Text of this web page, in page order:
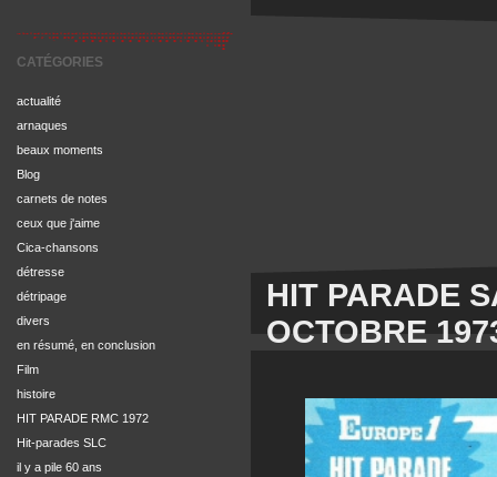
CATÉGORIES
actualité
arnaques
beaux moments
Blog
carnets de notes
ceux que j'aime
Cica-chansons
détresse
détripage
divers
en résumé, en conclusion
Film
histoire
HIT PARADE RMC 1972
Hit-parades SLC
il y a pile 60 ans
HIT PARADE
OCTOBRE